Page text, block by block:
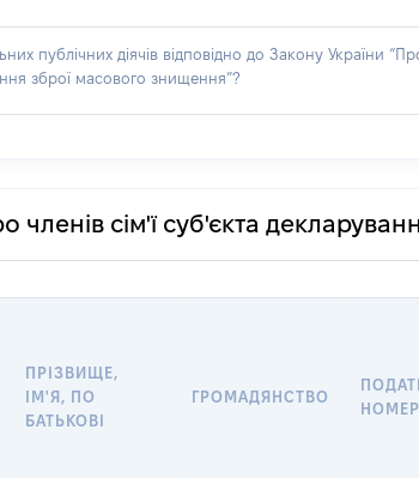
публічних діячів відповідно до Закону України
зброї масового знищення”?
членів сім'ї суб'єкта
ПРІЗВИЩЕ,
ІМ'Я, ПО
БАТЬКОВІ
ГРОМАДЯНСТВО
НОМЕР